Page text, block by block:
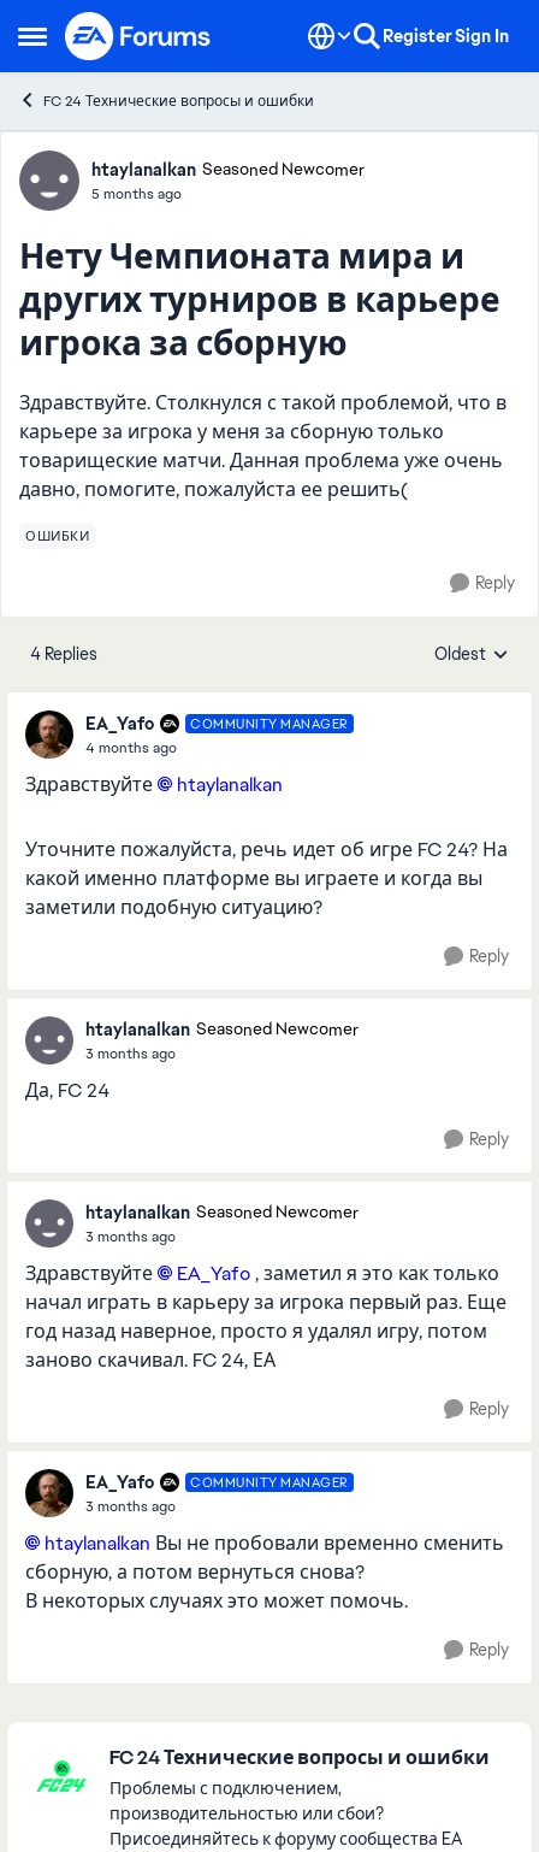
Open Side Menu
Skip to content RegisterSign In
FC 24 Технические вопросы и ошибки
Forum Discussion
htaylanalkan Seasoned Newcomer
5 months ago
Нету Чемпионата мира и
других турниров в карьере
игрока за сборную
Здравствуйте. Столкнулся с такой проблемой, что в
карьере за игрока у меня за сборную только
товарищеские матчи. Данная проблема уже очень
давно, помогите, пожалуйста ее решить(
ОШИБКИ
Reply
4 Replies Replies
Oldest
EA_Yafo COMMUNITY MANAGER
4 months ago
Здравствуйте htaylanalkan​
Уточните пожалуйста, речь идет об игре FC 24? На
какой именно платформе вы играете и когда вы
заметили подобную ситуацию?
Reply
htaylanalkan Seasoned Newcomer
3 months ago
Да, FC 24
Reply
htaylanalkan Seasoned Newcomer
3 months ago
Здравствуйте EA_Yafo​, заметил я это как только
начал играть в карьеру за игрока первый раз. Еще
год назад наверное, просто я удалял игру, потом
заново скачивал. FC 24, ЕА
Reply
EA_Yafo COMMUNITY MANAGER
3 months ago
htaylanalkan​ Вы не пробовали временно сменить
сборную, а потом вернуться снова?
В некоторых случаях это может помочь.
Reply
FC 24 Технические вопросы и ошибки
Проблемы с подключением,
производительностью или сбои?
Присоединяйтесь к форуму сообщества EA